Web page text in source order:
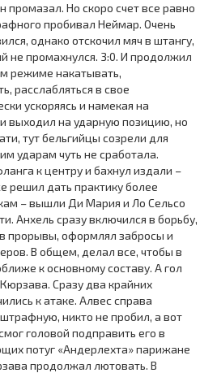
промазал. Но скоро счет все равно
пробивал Неймар. Очень
однако отскочил мяч в штангу,
не промахнулся. 3:0. И продолжил
режиме накатывать,
расслабляться в свое
ускоряясь и намекая на
выходил на ударную позицию, но
тут бельгийцы созрели для
ударам чуть не сработала.
к центру и бахнул издали –
решил дать практику более
– вышли Ди Мария и Ло Сельсо
Анхель сразу включился в борьбу,
прорывы, оформлял забросы и
В общем, делал все, чтобы в
к основному составу. А гол
Сразу два крайних
к атаке. Алвес справа
никто не пробил, а вот
головой подправить его в
потуг «Андерлехта» парижане
продолжал лютовать. В